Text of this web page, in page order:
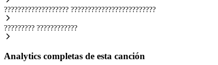
??????????????????? ?????????????????????????
????????? ????????????
Analytics completas de esta canción